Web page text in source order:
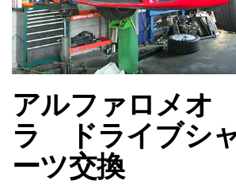
アルファロメオ
ラ ドライブシ
ーツ交換